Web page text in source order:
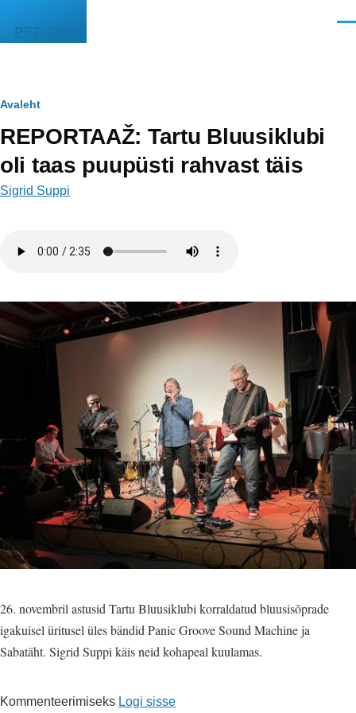
PEEGEL
Leivapuru
Avaleht
REPORTAAŽ: Tartu Bluusiklubi
oli taas puupüsti rahvast täis
Sigrid Suppi
26. novembril astusid Tartu Bluusiklubi korraldatud bluusisõprade
igakuisel üritusel üles bändid Panic Groove Sound Machine ja
Sabatäht. Sigrid Suppi käis neid kohapeal kuulamas.
Kommenteerimiseks Logi sisse